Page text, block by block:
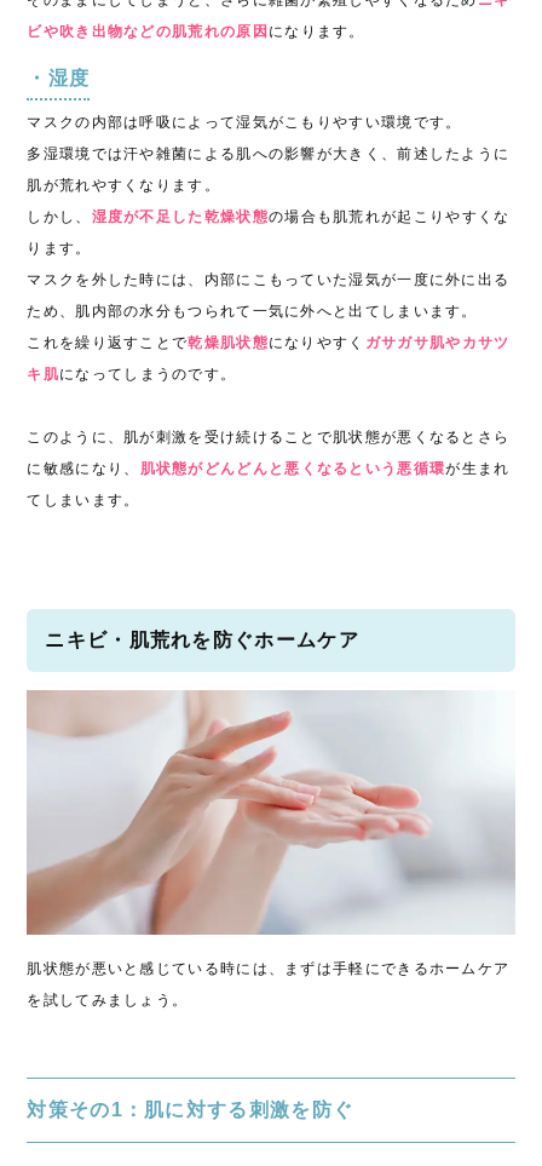
ビや吹き出物などの肌荒れの原因 になります。
・湿度
マスクの内部は呼吸によって湿気がこもりやすい環境です。
多湿環境では汗や雑菌による肌への影響が大きく、前述したように
肌が荒れやすくなります。
しかし、 湿度が不足した乾燥状態の場合も肌荒れが起こりやすくな
ります。
マスクを外した時には、内部にこもっていた湿気が一度に外に出る
ため、肌内部の水分もつられて一気に外へと出てしまいます。
これを繰り返すことで乾燥肌状態になりやすく ガサガサ肌やカサツ
キ肌になってしまうのです。
このように、肌が刺激を受け続けることで肌状態が悪くなるとさら
に敏感になり、
肌状態がどんどんと悪くなるという悪循環が生まれ
てしまいます。
ニキビ・肌荒れを防ぐホームケア
肌状態が悪いと感じている時には、まずは手軽にできるホームケア
を試してみましょう。
対策その1：肌に対する刺激を防ぐ